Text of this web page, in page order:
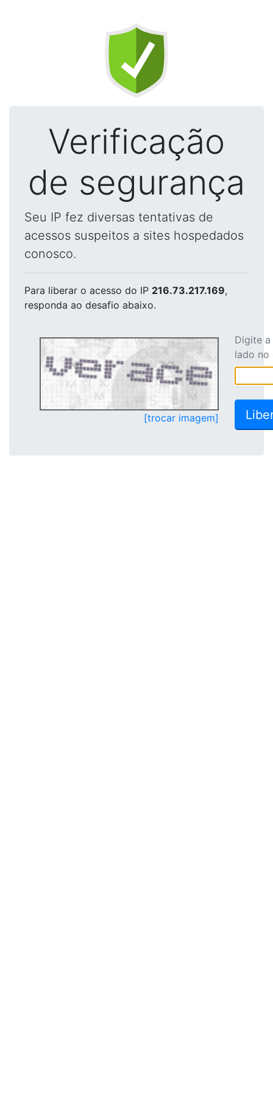
Verificação
de segurança
Seu IP fez diversas tentativas de
acessos suspeitos a sites hospedados
conosco.
Para liberar o acesso do IP 216.73.217.169,
responda ao desafio abaixo.
[trocar imagem]
Digite
lado no